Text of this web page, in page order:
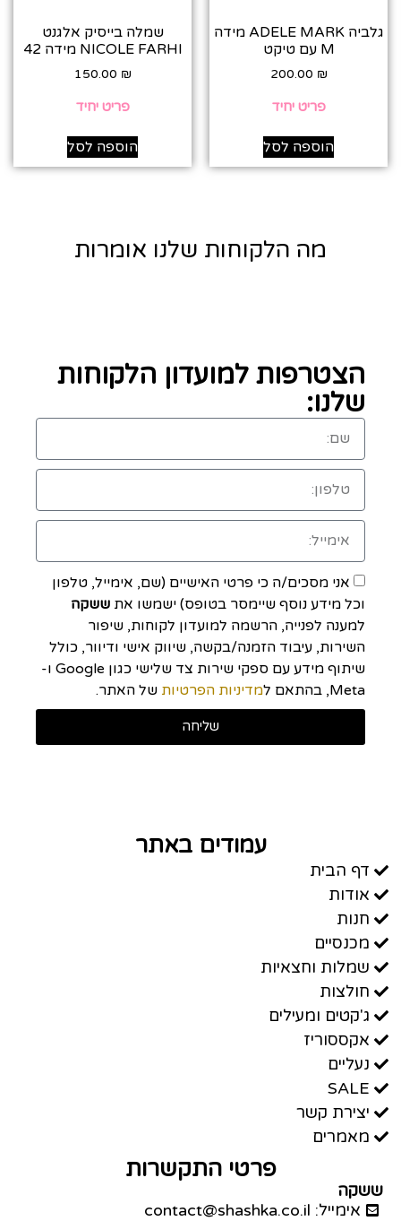
גלביה ADELE MARK מידה
M עם טיקט
200.00 ₪
פריט יחיד
הוספה לסל
שמלה בייסיק אלגנט
NICOLE FARHI מידה 42
150.00 ₪
פריט יחיד
הוספה לסל
מה הלקוחות שלנו אומרות
הצטרפות למועדון הלקוחות
שלנו:
אני מסכים/ה כי פרטי האישיים (שם, אימייל, טלפון
וכל מידע נוסף שיימסר בטופס) ישמשו את ששקה
למענה לפנייה, הרשמה למועדון לקוחות, שיפור
השירות, עיבוד הזמנה/בקשה, שיווק אישי ודיוור, כולל
שיתוף מידע עם ספקי שירות צד שלישי כגון Google ו-
Meta, בהתאם ל
מדיניות הפרטיות של האתר.
שליחה
עמודים באתר
דף הבית
אודות
חנות
מכנסיים
שמלות וחצאיות
חולצות
ג'קטים ומעילים
אקססוריז
נעליים
SALE
יצירת קשר
מאמרים
פרטי התקשרות
ששקה
אימייל: contact@shashka.co.il